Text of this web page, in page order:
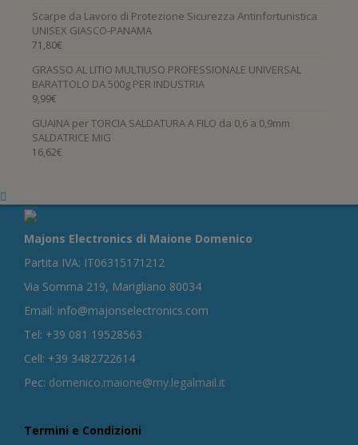
Scarpe da Lavoro di Protezione Sicurezza Antinfortunistica
UNISEX GIASCO-PANAMA
71,80€
GRASSO AL LITIO MULTIUSO PROFESSIONALE UNIVERSAL
BARATTOLO DA 500g PER INDUSTRIA
9,99€
GUAINA per TORCIA SALDATURA A FILO da 0,6 a 0,9mm
SALDATRICE MIG
16,62€
Majons Electronics di Maione Domenico
Partita IVA: IT06315171212
Via Somma 219, Marigliano 80034
Email: info@majonselectronics.com
Tel: +39 081 19528563
Cell: +39 3482722614
Pec: domenico.maione@my.legalmail.it
Termini e Condizioni